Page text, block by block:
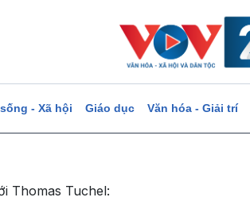
- Xã hội Giáo dục Văn hóa - Giải trí
Thomas Tuchel: